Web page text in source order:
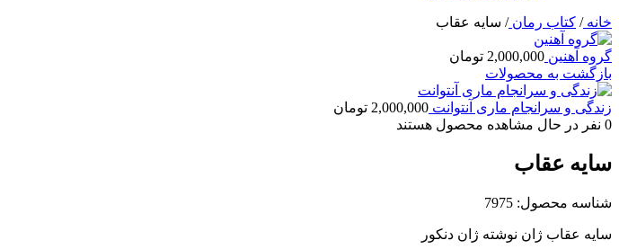
خانه/ کتاب رمان/ سایه عقاب
گروه آهنین 2,000,000 تومان
بازگشت به محصولات
زندگی و سرانجام ماری آنتوانت 2,000,000 تومان
0 نفر در حال مشاهده محصول هستند
سایه عقاب
شناسه محصول: 7975
سایه عقاب ژان نوشته ژان دنكور